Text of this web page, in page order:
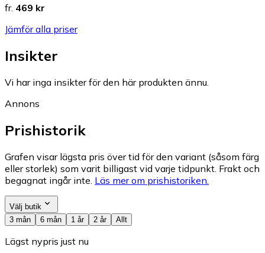
fr. 469 kr
Jämför alla priser
Insikter
Vi har inga insikter för den här produkten ännu.
Annons
Prishistorik
Grafen visar lägsta pris över tid för den variant (såsom färg
eller storlek) som varit billigast vid varje tidpunkt. Frakt och
begagnat ingår inte. Läs mer om prishistoriken.
Välj butik
3 mån
6 mån 1 år 2 år Allt
Lägst nypris just nu